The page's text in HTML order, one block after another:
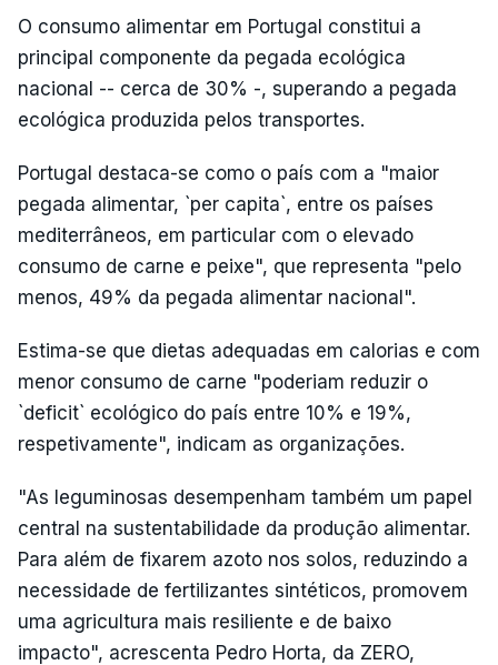
O consumo alimentar em Portugal constitui a
principal componente da pegada ecológica
nacional -- cerca de 30% -, superando a pegada
ecológica produzida pelos transportes.
Portugal destaca-se como o país com a "maior
pegada alimentar, `per capita`, entre os países
mediterrâneos, em particular com o elevado
consumo de carne e peixe", que representa "pelo
menos, 49% da pegada alimentar nacional".
Estima-se que dietas adequadas em calorias e com
menor consumo de carne "poderiam reduzir o
`deficit` ecológico do país entre 10% e 19%,
respetivamente", indicam as organizações.
"As leguminosas desempenham também um papel
central na sustentabilidade da produção alimentar.
Para além de fixarem azoto nos solos, reduzindo a
necessidade de fertilizantes sintéticos, promovem
uma agricultura mais resiliente e de baixo
impacto", acrescenta Pedro Horta, da ZERO,